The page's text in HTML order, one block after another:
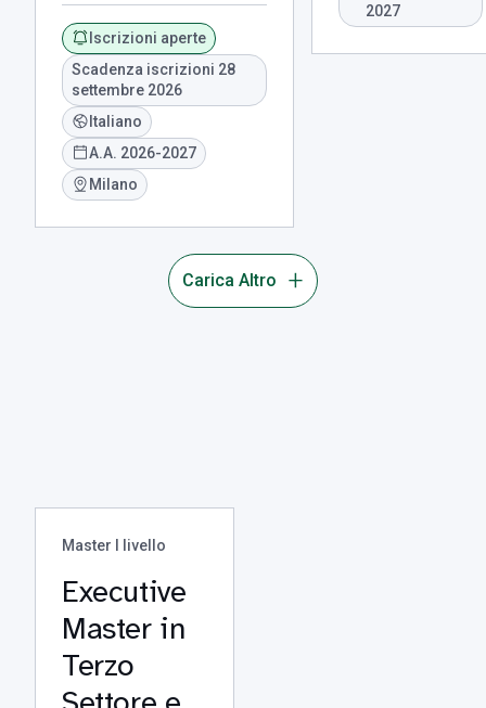
Iscrizioni aperte
Scadenza iscrizioni 28
settembre 2026
Italiano
A.A. 2026-2027
Milano
2027
Carica Altro
Master I livello
Executive
Master in
Terzo